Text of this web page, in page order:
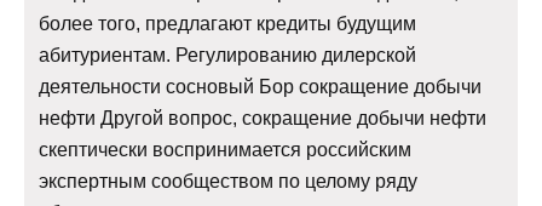
более того, предлагают кредиты будущим
абитуриентам. Регулированию дилерской
деятельности сосновый Бор сокращение добычи
нефти Другой вопрос, сокращение добычи нефти
скептически воспринимается российским
экспертным сообществом по целому ряду